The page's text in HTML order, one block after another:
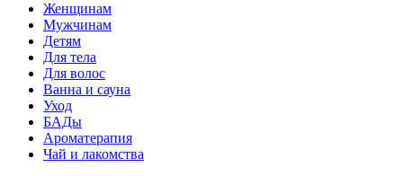
Женщинам
Мужчинам
Детям
Для тела
Для волос
Ванна и сауна
Уход
БАДы
Ароматерапия
Чай и лакомства